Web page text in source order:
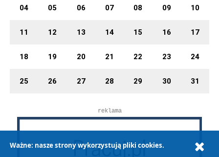
04 05 06 07 08 09 10
11 12 13 14 15 16 17
18 19 20 21 22 23 24
25 26 27 28 29 30 31
reklama
Ważne: nasze strony wykorzystują pliki cookies.